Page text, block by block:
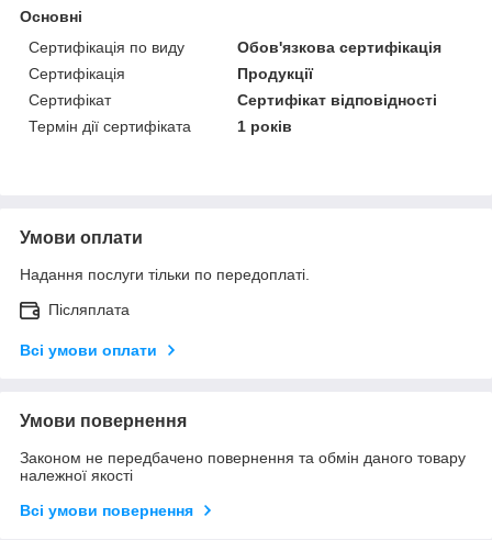
Основні
Сертифікація по виду
Обов'язкова сертифікація
Сертифікація
Продукції
Сертифікат
Сертифікат відповідності
Термін дії сертифіката
1 років
Умови оплати
Надання послуги тільки по передоплаті.
Післяплата
Всі умови оплати
Умови повернення
Законом не передбачено повернення та обмін даного товару
належної якості
Всі умови повернення